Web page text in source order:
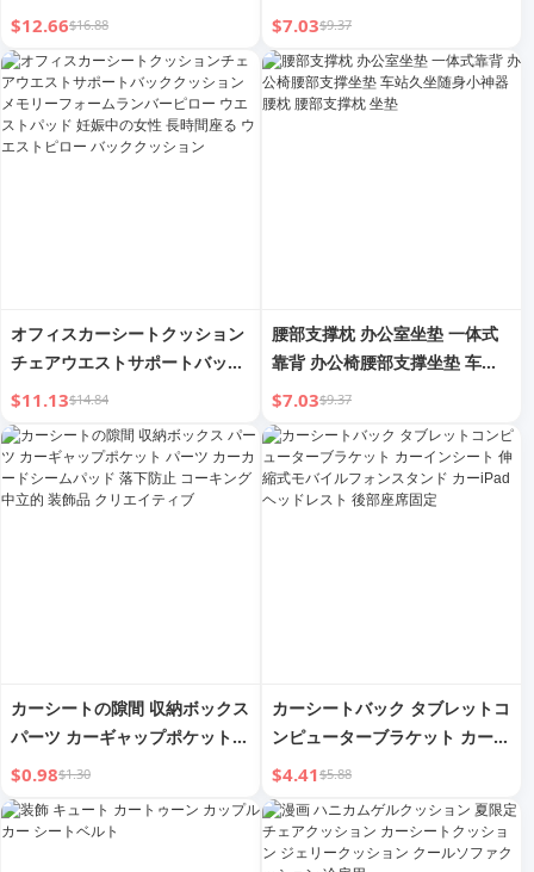
ナー ピロー シエスタ アプライ
アンス ネックピロー 頚椎 ヘッ
ド ホルダー ランチブレーク ネ
ック クッション
$12.66$16.88
ウエストクッション バック/ウ
エストサポート ウエストサポー
トクッション カーシート ウエ
ストサポート ネックピロー
$7.03$9.37
オフィスカーシートクッション
チェアウエストサポートバック
クッション メモリーフォームラ
ンバーピロー ウエストパッド
妊娠中の女性 長時間座る ウエ
ストピロー バッククッション
$11.13$14.84
腰部支撑枕 办公室坐垫 一体式
靠背 办公椅腰部支撑坐垫 车站
久坐随身小神器 腰枕 腰部支撑
枕 坐垫
$7.03$9.37
カーシートの隙間 収納ボックス
パーツ カーギャップポケット
パーツ カーカードシームパッド
落下防止 コーキング 中立的 装
飾品 クリエイティブ
$0.98$1.30
カーシートバック タブレットコ
ンピューターブラケット カーイ
ンシート 伸縮式モバイルフォン
スタンド カーiPadヘッドレス
ト 後部座席固定
$4.41$5.88